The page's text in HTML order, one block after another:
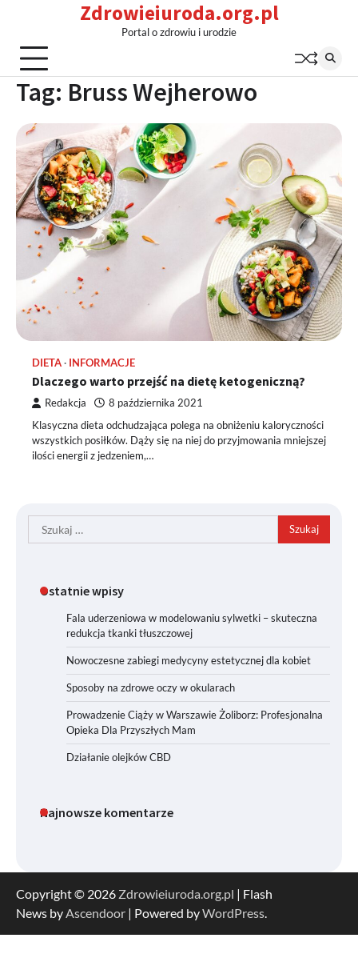
content
Zdrowieiuroda.org.pl
Portal o zdrowiu i urodzie
Tag: Bruss Wejherowo
DIETA INFORMACJE
Dlaczego warto przejść na dietę ketogeniczną?
Redakcja 8 października 2021
Klasyczna dieta odchudzająca polega na obniżeniu kaloryczności
wszystkich posiłków. Dąży się na niej do przyjmowania mniejszej
ilości energii z jedzeniem,…
Szukaj:
Ostatnie wpisy
Fala uderzeniowa w modelowaniu sylwetki – skuteczna
redukcja tkanki tłuszczowej
Nowoczesne zabiegi medycyny estetycznej dla kobiet
Sposoby na zdrowe oczy w okularach
Prowadzenie Ciąży w Warszawie Żoliborz: Profesjonalna
Opieka Dla Przyszłych Mam
Działanie olejków CBD
Najnowsze komentarze
Copyright © 2026 Zdrowieiuroda.org.pl | Flash
News byAscendoor | Powered byWordPress.